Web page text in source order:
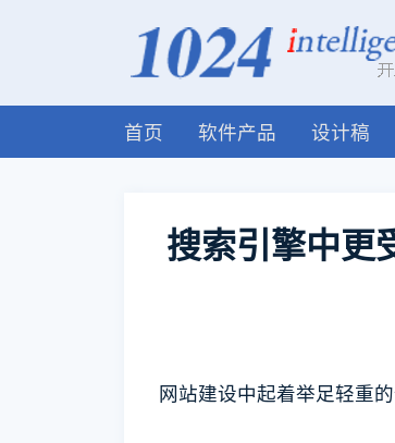
首页 软件产品 设计稿
搜索引擎中更
网站建设中起着举足轻重的